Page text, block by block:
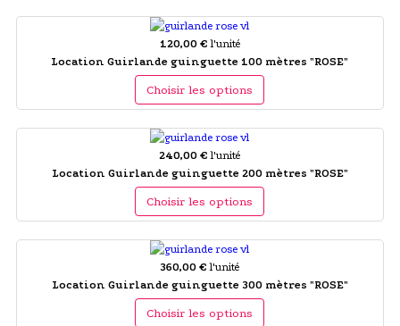
120,00 € l'unité
Location Guirlande guinguette 100 mètres "ROSE"
Choisir les options
240,00 € l'unité
Location Guirlande guinguette 200 mètres "ROSE"
Choisir les options
360,00 € l'unité
Location Guirlande guinguette 300 mètres "ROSE"
Choisir les options